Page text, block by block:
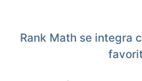
Rank Math se integra